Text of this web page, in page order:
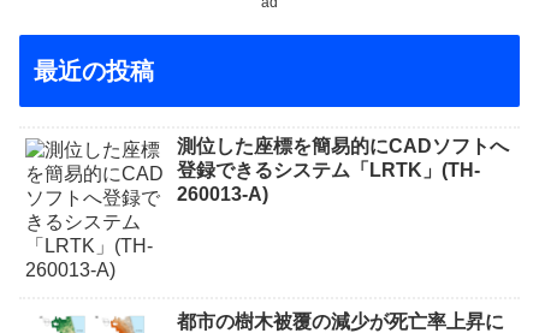
最近の投稿
測位した座標を簡易的にCADソフトへ
登録できるシステム「LRTK」(TH-
260013-A)
都市の樹木被覆の減少が死亡率上昇に